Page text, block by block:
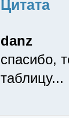
Цитата
danz
спасибо,
таблицу...